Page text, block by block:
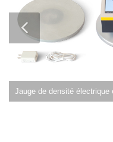
Jauge de densité électrique